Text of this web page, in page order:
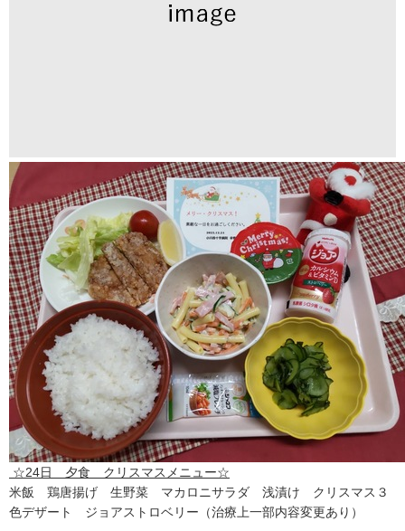
☆24日 夕食 クリスマスメニュー☆
米飯 鶏唐揚げ 生野菜 マカロニサラダ 浅漬け クリスマス３
色デザート ジョアストロベリー（治療上一部内容変更あり）